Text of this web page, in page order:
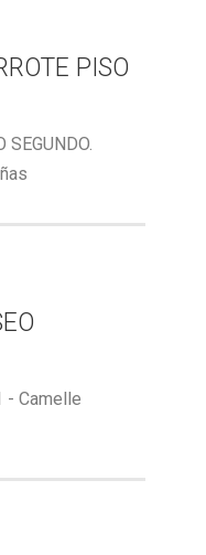
PISO
SEGUNDO.
- Camelle